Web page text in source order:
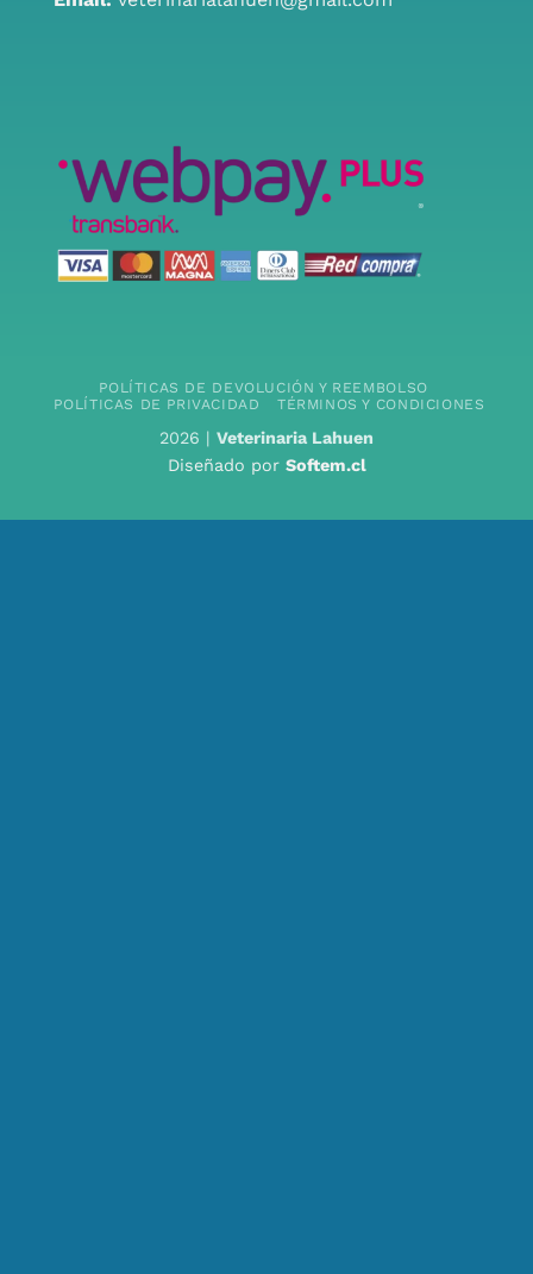
POLÍTICAS DE DEVOLUCIÓN Y REEMBOLSO
POLÍTICAS DE PRIVACIDAD
TÉRMINOS Y CONDICIONES
2026 | Veterinaria Lahuen
Diseñado por Softem.cl